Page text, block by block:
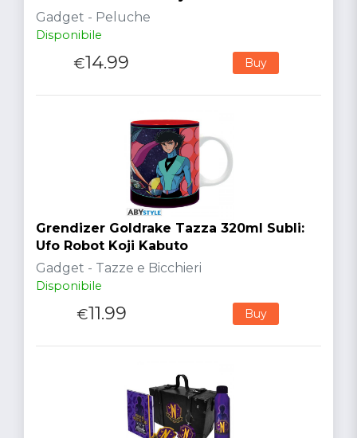
Gadget - Peluche
Disponibile
€14.99 Buy
Grendizer Goldrake Tazza 320ml Subli:
Ufo Robot Koji Kabuto
Gadget - Tazze e Bicchieri
Disponibile
€11.99 Buy